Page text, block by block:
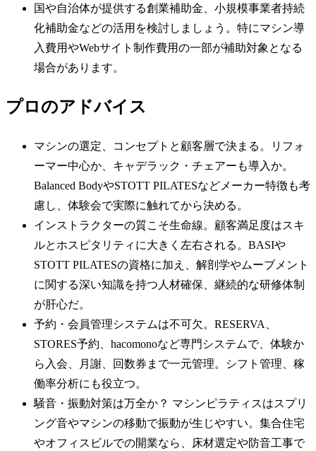
国や自治体が提供する創業補助金、小規模事業者持続
化補助金などの活用を検討しましょう。特にマシン導
入費用やWebサイト制作費用の一部が補助対象となる
場合があります。
プロのアドバイス
マシンの選定、コンセプトと顧客層で決まる。リフォ
ーマー中心か、キャデラック・チェアーも導入か。
Balanced BodyやSTOTT PILATESなどメーカー特徴も考
慮し、体験会で実際に触れてから決める。
インストラクターの質こそ生命線。顧客満足度はスキ
ルとホスピタリティに大きく左右される。BASIや
STOTT PILATESの資格に加え、解剖学やムーブメント
に関する深い知識を持つ人材確保、継続的な研修体制
が肝心だ。
予約・会員管理システムは不可欠。RESERVA、
STORES予約、hacomonoなど専門システムで、体験か
ら入会、月謝、回数券まで一元管理。シフト管理、稼
働率分析にも役立つ。
騒音・振動対策は万全か？ マシンピラティスはスプリ
ング音やマシンの移動で振動が生じやすい。集合住宅
やオフィスビルでの開業なら、床材選定や防音工事で